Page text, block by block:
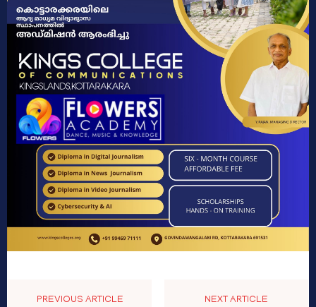
PREVIOUS ARTICLE NEXT ARTICLE